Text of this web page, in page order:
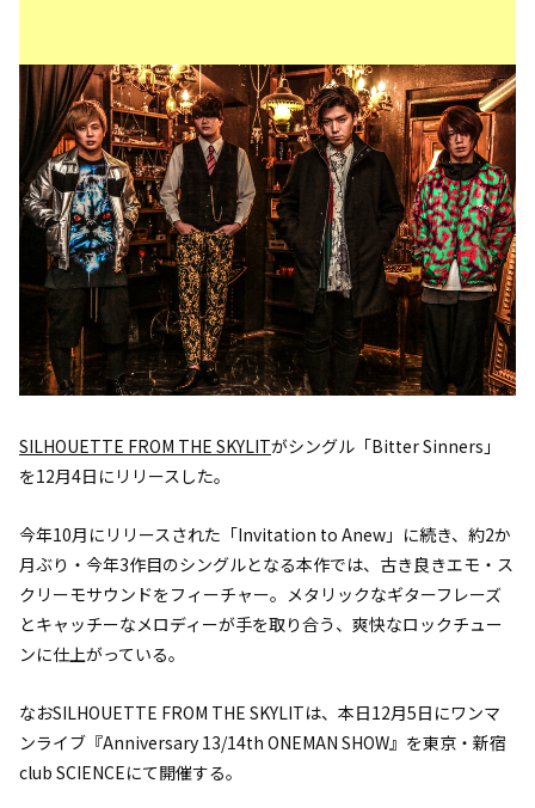
SILHOUETTE FROM THE SKYLITがシングル「Bitter Sinners」
を12月4日にリリースした。
今年10月にリリースされた「Invitation to Anew」に続き、約2か
月ぶり・今年3作目のシングルとなる本作では、古き良きエモ・ス
クリーモサウンドをフィーチャー。メタリックなギターフレーズ
とキャッチーなメロディーが手を取り合う、爽快なロックチュー
ンに仕上がっている。
なおSILHOUETTE FROM THE SKYLITは、本日12月5日にワンマ
ンライブ『Anniversary 13/14th ONEMAN SHOW』を東京・新宿
club SCIENCEにて開催する。